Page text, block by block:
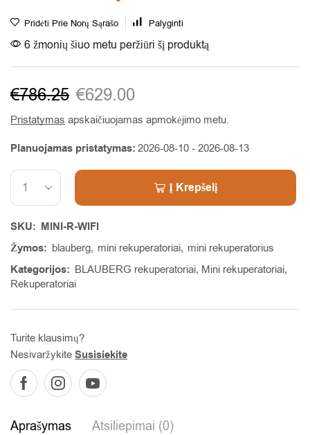
Pridėti Prie Norų Sąrašo Palyginti
6 žmonių šiuo metu peržiūri šį produktą
€786.25 €629.00
Pristatymas apskaičiuojamas apmokėjimo metu.
Planuojamas pristatymas: 2026-08-10 - 2026-08-13
Į Krepšelį
Alternative:
SKU: MINI-R-WIFI
Žymos: blauberg, mini rekuperatoriai, mini rekuperatorius
Kategorijos: BLAUBERG rekuperatoriai, Mini rekuperatoriai,
Rekuperatoriai
Turite klausimų?
Nesivaržykite Susisiekite
Aprašymas Atsiliepimai (0)